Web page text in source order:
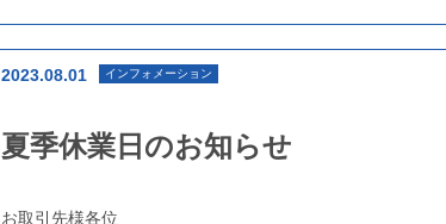
2023.08.01 インフォメーション
夏季休業日のお知らせ
お取引先様各位